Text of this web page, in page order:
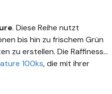
. Diese Reihe nutzt
bis hin zu frischem Grün
zu erstellen. Die Raffinesse
100ks, die mit ihrer